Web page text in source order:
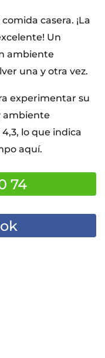
casera. ¡La
Un
ambiente
una y otra vez.
experimentar su
ambiente
lo que indica
aquí.
74